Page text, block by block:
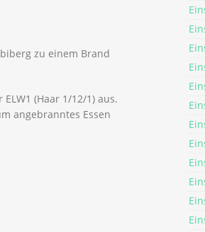
zu einem Brand
(Haar 1/12/1) aus.
angebranntes Essen